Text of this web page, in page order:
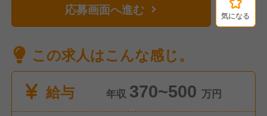
応募画面へ進む 気になる
この求人はこんな感じ。
給与
年収 370~500 万円
気になる